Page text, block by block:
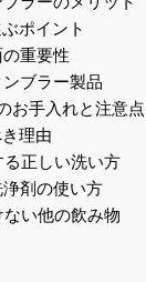
ポイント
重要性
ブラー製品
お手入れと注意点
理由
正しい洗い方
剤の使い方
い他の飲み物